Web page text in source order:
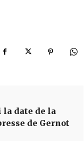
la date de la
de Gernot